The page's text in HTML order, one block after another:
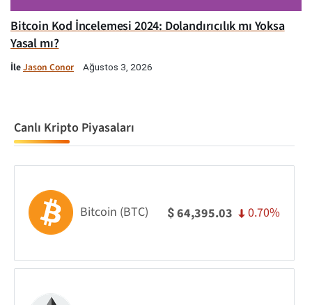
Bitcoin Kod İncelemesi 2024: Dolandırıcılık mı Yoksa
Yasal mı?
İleJason Conor Ağustos 3, 2026
Canlı Kripto Piyasaları
Bitcoin (BTC) $64,395.03 0.70%